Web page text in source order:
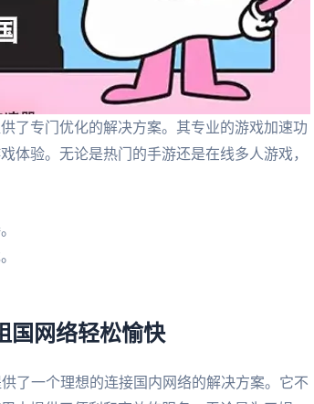
了专门优化的解决方案。其专业的游戏加速功
体验。无论是热门的手游还是在线多人游戏，
国网络轻松愉快
了一个理想的连接国内网络的解决方案。它不